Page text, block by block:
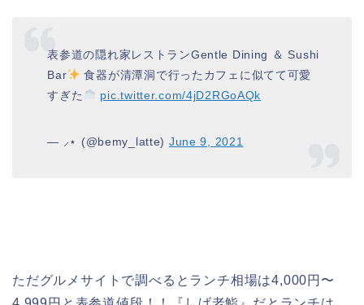
表参道の隠れ家レストランGentle Dining ＆ Sushi
Bar
食器が清潭洞で行ったカフェに似てて可愛
すぎた
pic.twitter.com/4jD2RGoAQk
— ⸝⋆ (@bemy_latte) June 9, 2021
ただグルメサイトで調べるとランチ相場は4,000円〜